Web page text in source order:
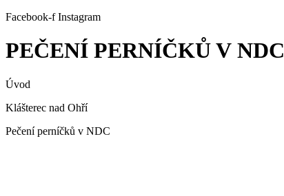
Facebook-f Instagram
PEČENÍ PERNÍČKŮ V NDC
Úvod
Klášterec nad Ohří
Pečení perníčků v NDC